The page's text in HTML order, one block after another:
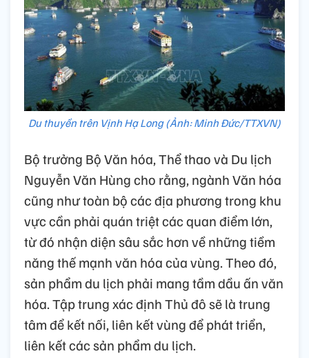
Du thuyền trên Vịnh Hạ Long (Ảnh: Minh Đức/TTXVN)
Bộ trưởng Bộ Văn hóa, Thể thao và Du lịch
Nguyễn Văn Hùng cho rằng, ngành Văn hóa
cũng như toàn bộ các địa phương trong khu
vực cần phải quán triệt các quan điểm lớn,
từ đó nhận diện sâu sắc hơn về những tiềm
năng thế mạnh văn hóa của vùng. Theo đó,
sản phẩm du lịch phải mang tầm dầu ấn văn
hóa. Tập trung xác định Thủ đô sẽ là trung
tâm để kết nối, liên kết vùng để phát triển,
liên kết các sản phẩm du lịch.